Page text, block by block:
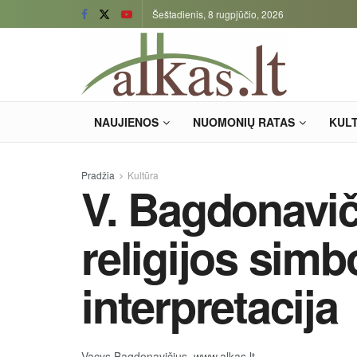
Šeštadienis, 8 rugpjūčio, 2026
NAUJIENOS NUOMONIŲ RATAS
Pradžia Kultūra
V.
religijos
interpretacija